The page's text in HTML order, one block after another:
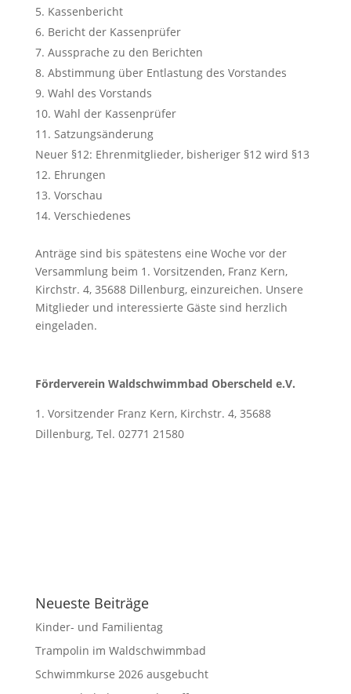
Kassenbericht
Bericht der Kassenprüfer
Aussprache zu den Berichten
Abstimmung über Entlastung des Vorstandes
Wahl des Vorstands
Wahl der Kassenprüfer
Satzungsänderung
Neuer §12: Ehrenmitglieder, bisheriger §12 wird §13
Ehrungen
Vorschau
Verschiedenes
Anträge sind bis spätestens eine Woche vor der
Versammlung beim 1. Vorsitzenden, Franz Kern,
Kirchstr. 4, 35688 Dillenburg, einzureichen. Unsere
Mitglieder und interessierte Gäste sind herzlich
eingeladen.
Förderverein Waldschwimmbad Oberscheld e.V.
Vorsitzender Franz Kern, Kirchstr. 4, 35688
Dillenburg, Tel. 02771 21580
Neueste Beiträge
Kinder- und Familientag
Trampolin im Waldschwimmbad
Schwimmkurse 2026 ausgebucht